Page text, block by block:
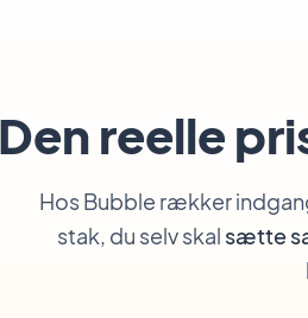
Den reelle
Hos Bubble rækker
stak, du selv skal sætte